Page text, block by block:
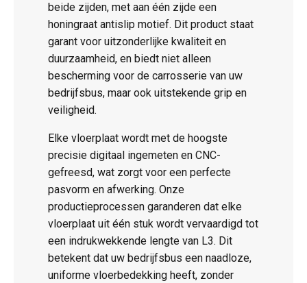
beide zijden, met aan één zijde een
honingraat antislip motief. Dit product staat
garant voor uitzonderlijke kwaliteit en
duurzaamheid, en biedt niet alleen
bescherming voor de carrosserie van uw
bedrijfsbus, maar ook uitstekende grip en
veiligheid.
Elke vloerplaat wordt met de hoogste
precisie digitaal ingemeten en CNC-
gefreesd, wat zorgt voor een perfecte
pasvorm en afwerking. Onze
productieprocessen garanderen dat elke
vloerplaat uit één stuk wordt vervaardigd tot
een indrukwekkende lengte van L3. Dit
betekent dat uw bedrijfsbus een naadloze,
uniforme vloerbedekking heeft, zonder